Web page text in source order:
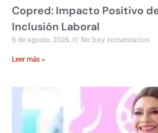
Copred: Impacto Positivo
Inclusión Laboral
6 de agosto, 2026 No hay comentarios
Leer más »